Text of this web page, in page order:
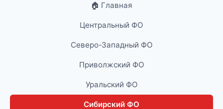
🏠 Главная
Центральный ФО
Северо-Западный ФО
Приволжский ФО
Уральский ФО
Сибирский ФО